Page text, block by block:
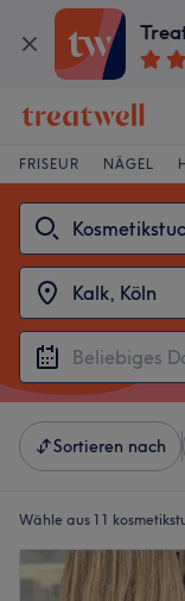
FRISEUR NÄGEL
Sortieren nach
Wähle aus 11